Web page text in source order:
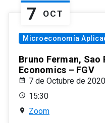
7 OCT
Microeconomía
Bruno Ferman,
Economics – FGV
7 de Octubre de 2020
15:30
Zoom